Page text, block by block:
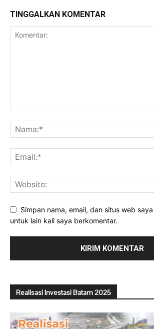
TINGGALKAN KOMENTAR
Simpan nama, email, dan situs web
untuk lain kali saya berkomentar.
Realisasi Investasi Batam 2025